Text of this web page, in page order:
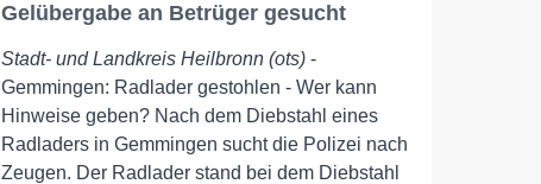
Gelübergabe an Betrüger gesucht
Stadt- und Landkreis Heilbronn (ots) -
Gemmingen: Radlader gestohlen - Wer kann
Hinweise geben? Nach dem Diebstahl eines
Radladers in Gemmingen sucht die Polizei nach
Zeugen. Der Radlader stand bei dem Diebstahl